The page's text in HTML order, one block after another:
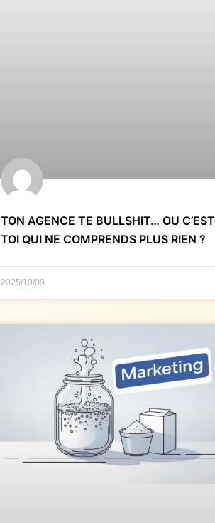
TON AGENCE TE BULLSHIT… OU C’EST
TOI QUI NE COMPRENDS PLUS RIEN ?
2025/10/09